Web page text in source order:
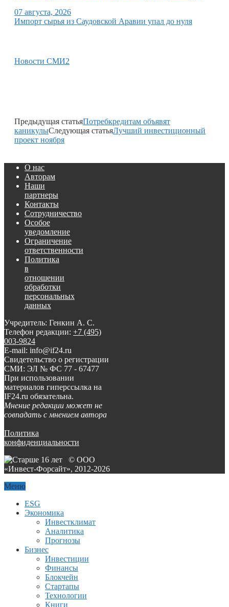
07 августа, 2026
Импорт сырья из Саудовской Аравии упал до нуля
Новости СМИ2
Предыдущая статьяПотребкредитам объявят
каникулыСледующая статьяЛучший инвестиционный
проект ноября
О нас
Авторам
Наши
партнеры
Контакты
Сотрудничество
Особое
уведомление
Ограничение
ответственности
Политика
в
отношении
обработки
персональных
данных
Учредитель: Генкин А. С.
Телефон редакции: +7 (495)
003-9824
E-mail: info@if24.ru
Свидетельство о регистрации
СМИ: ЭЛ № ФС 77 - 67477
При использовании
материалов гиперссылка на
IF24.ru обязательна.
Мнение редакции может не
совпадать с мнением автора
Политика
конфиденциальности
© ООО
«Инвест-Форсайт», 2012-2026
Меню
ESG
Экономика
Инвестклимат
Аналитика
Прогнозы
Бизнес
Инвестиции
Финансы
Блокчейн
Стартапы
Технологии
Книги